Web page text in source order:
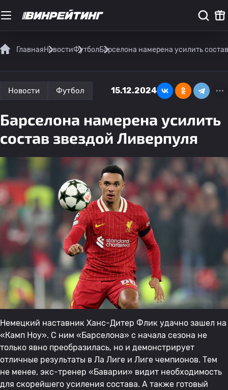
ГлавнаяНовостиФутболБарселона намерена усилить
Новости Футбол 15.12.2024
Барселона намерена усилить
состав звездой Ливерпуля
Немецкий наставник Ханс-Дитер Флик удачно зашел на
«Камп Ноу». С ним «Барселона» с начала сезона не
только явно преобразилась, но и демонстрирует
отличные результаты в Ла Лиге и Лиге чемпионов. Тем
не менее, экс-тренер «Баварии» видит необходимость
для скорейшего усиления состава. А также готовый